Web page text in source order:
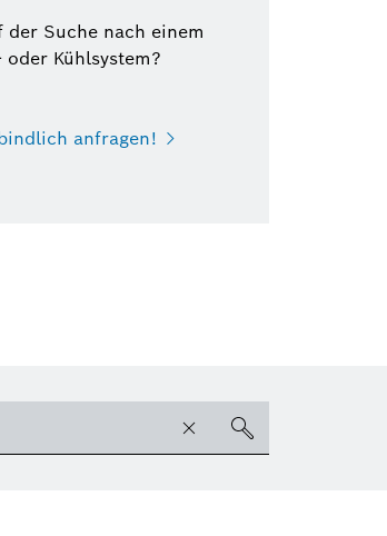
der Suche nach einem
oder Kühlsystem?
anfragen!